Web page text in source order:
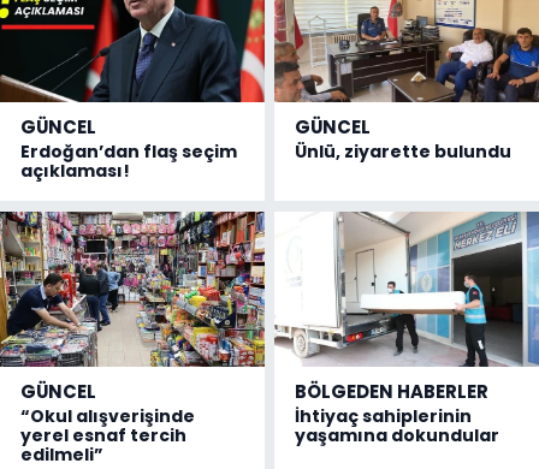
GÜNCEL
Erdoğan’dan flaş seçim
açıklaması!
GÜNCEL
Ünlü, ziyarette bulundu
GÜNCEL
“Okul alışverişinde
yerel esnaf tercih
edilmeli”
BÖLGEDEN HABERLER
İhtiyaç sahiplerinin
yaşamına dokundular